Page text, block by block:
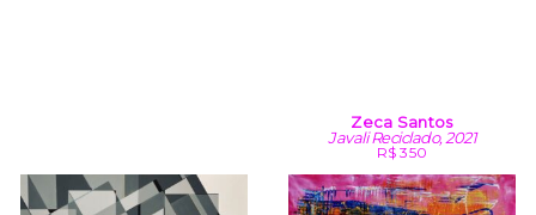
Zeca Santos
Javali Reciclado, 2021
R$ 350